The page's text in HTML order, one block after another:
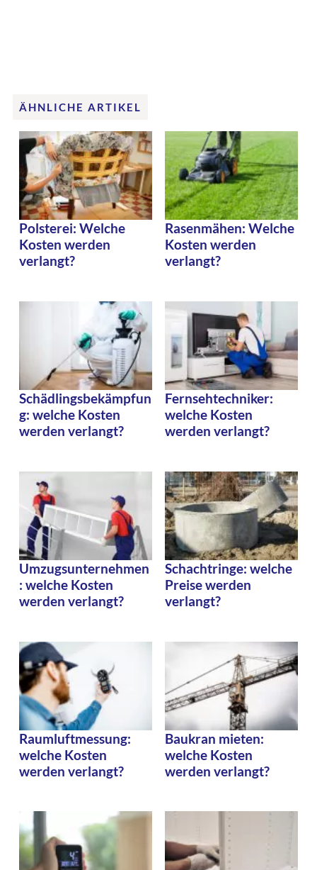
ÄHNLICHE ARTIKEL
Polsterei: Welche
Kosten werden
verlangt?
Rasenmähen: Welche
Kosten werden
verlangt?
Schädlingsbekämpfun
g: welche Kosten
werden verlangt?
Fernsehtechniker:
welche Kosten
werden verlangt?
Umzugsunternehmen
: welche Kosten
werden verlangt?
Schachtringe: welche
Preise werden
verlangt?
Raumluftmessung:
welche Kosten
werden verlangt?
Baukran mieten:
welche Kosten
werden verlangt?